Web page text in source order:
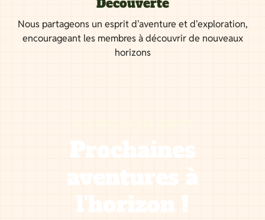
Découverte
Nous partageons un esprit d'aventure et d'exploration,
encourageant les membres à découvrir de nouveaux
horizons
Prochaines
aventures à
l'horizon !